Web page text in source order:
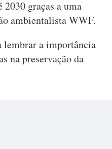
graças a uma
ambientalista WWF.
lembrar a importância
na preservação da